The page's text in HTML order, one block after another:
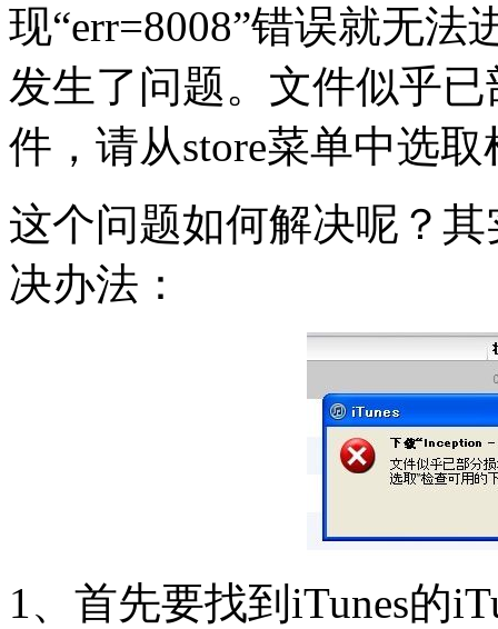
现“err=8008”错误就无
发生了问题。文件似乎
件，请从store菜单中选
这个问题如何解决呢？
决办法：
1、首先要找到iTunes的